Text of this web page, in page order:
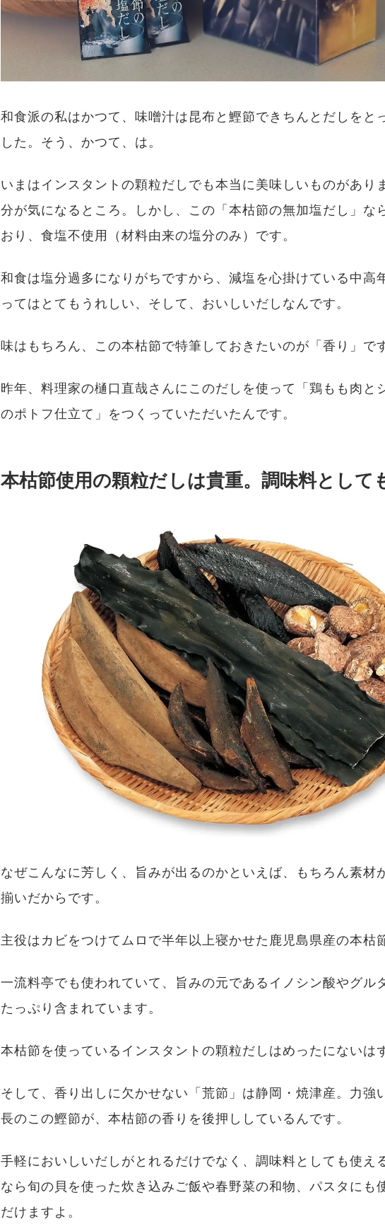
和食派の私はかつて、味噌汁は昆布と鰹節できちんとだしをと
した。そう、かつて、は。
いまはインスタントの顆粒だしでも本当に美味しいものがあり
分が気になるところ。しかし、この「本枯節の無加塩だし」な
おり、食塩不使用（材料由来の塩分のみ）です。
和食は塩分過多になりがちですから、減塩を心掛けている中高
ってはとてもうれしい、そして、おいしいだしなんです。
味はもちろん、この本枯節で特筆しておきたいのが「香り」で
昨年、料理家の樋口直哉さんにこのだしを使って「鶏もも肉と
のポトフ仕立て」をつくっていただいたんです。
本枯節使用の顆粒だしは貴重。調味料として
なぜこんなに芳しく、旨みが出るのかといえば、もちろん素材
揃いだからです。
主役はカビをつけてムロで半年以上寝かせた鹿児島県産の本枯
一流料亭でも使われていて、旨みの元であるイノシン酸やグル
たっぷり含まれています。
本枯節を使っているインスタントの顆粒だしはめったにないは
そして、香り出しに欠かせない「荒節」は静岡・焼津産。力強
長のこの鰹節が、本枯節の香りを後押ししているんです。
手軽においしいだしがとれるだけでなく、調味料としても使え
なら旬の貝を使った炊き込みご飯や春野菜の和物、パスタにも
だけますよ。